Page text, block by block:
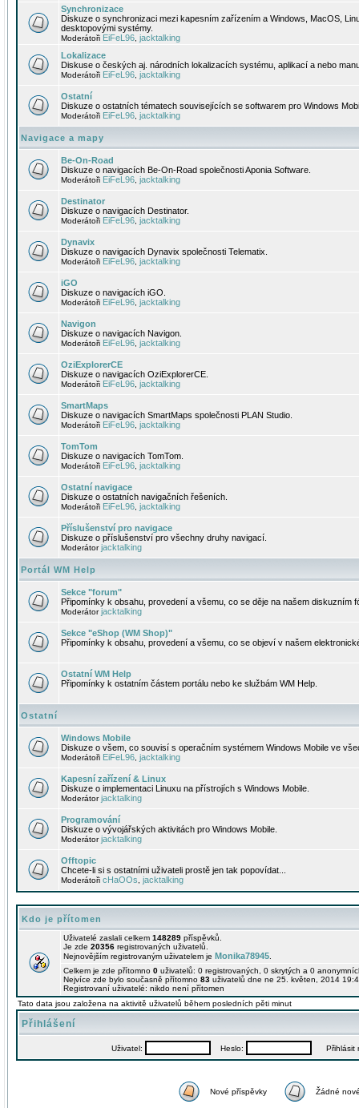
Synchronizace
Diskuze o synchronizaci mezi kapesním zařízením a Windows, MacOS,
desktopovými systémy.
Moderátoři EiFeL96 jacktalking
Lokalizace
Diskuse o českých aj. národních lokalizacích systému, aplikací a nebo
Moderátoři EiFeL96 jacktalking
Ostatní
Diskuze o ostatních tématech souvisejících se softwarem pro Windows
Moderátoři EiFeL96 jacktalking
Navigace a mapy
Be-On-Road
Diskuze o navigacích Be-On-Road společnosti Aponia Software.
Moderátoři EiFeL96 jacktalking
Destinator
Diskuze o navigacích Destinator.
Moderátoři EiFeL96 jacktalking
Dynavix
Diskuze o navigacích Dynavix společnosti Telematix.
Moderátoři EiFeL96 jacktalking
iGO
Diskuze o navigacích iGO.
Moderátoři EiFeL96 jacktalking
Navigon
Diskuze o navigacích Navigon.
Moderátoři EiFeL96 jacktalking
OziExplorerCE
Diskuze o navigacích OziExplorerCE.
Moderátoři EiFeL96 jacktalking
SmartMaps
Diskuze o navigacích SmartMaps společnosti PLAN Studio.
Moderátoři EiFeL96 jacktalking
TomTom
Diskuze o navigacích TomTom.
Moderátoři EiFeL96 jacktalking
Ostatní navigace
Diskuze o ostatních navigačních řešeních.
Moderátoři EiFeL96 jacktalking
Příslušenství pro navigace
Diskuze o příslušenství pro všechny druhy navigací.
Moderátorjacktalking
Portál WM Help
Sekce "forum"
Připomínky k obsahu, provedení a všemu, co se děje na našem diskuzním
Moderátorjacktalking
Sekce "eShop (WM Shop)"
Připomínky k obsahu, provedení a všemu, co se objeví v našem
Ostatní WM Help
Připomínky k ostatním částem portálu nebo ke službám WM Help.
Ostatní
Windows Mobile
Diskuze o všem, co souvisí s operačním systémem Windows Mobile ve
Moderátoři EiFeL96 jacktalking
Kapesní zařízení & Linux
Diskuze o implementaci Linuxu na přístrojích s Windows Mobile.
Moderátorjacktalking
Programování
Diskuze o vývojářských aktivitách pro Windows Mobile.
Moderátorjacktalking
Offtopic
Chcete-li si s ostatními uživateli prostě jen tak popovídat...
Moderátoři cHaOOs jacktalking
Kdo je přítomen
Uživatelé zaslali celkem 148289 příspěvků.
Je zde 20356 registrovaných uživatelů.
Nejnovějším registrovaným uživatelem je Monika78945
Celkem je zde přítomno 0 uživatelů: 0 registrovaných, 0 skrytých a 0
Nejvíce zde bylo současně přítomno 83 uživatelů dne ne 25. květen, 2014
Registrovaní uživatelé: nikdo není přítomen
Tato data jsou založena na aktivitě uživatelů během posledních pěti minut
Přihlášení
Uživatel: Heslo: Přihlásit
Nové příspěvky Žádné